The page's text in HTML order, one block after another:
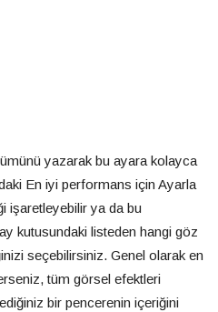
yazarak bu ayara kolayca
En iyi performans için Ayarla
işaretleyebilir ya da bu
kutusundaki listeden hangi göz
seçebilirsiniz. Genel olarak en
tüm görsel efektleri
bir pencerenin içeriğini